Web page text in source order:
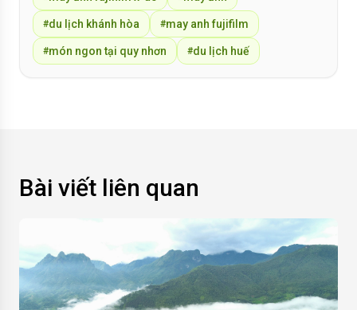
#du lịch khánh hòa #may anh fujifilm
#món ngon tại quy nhơn #du lịch huế
Bài viết liên quan